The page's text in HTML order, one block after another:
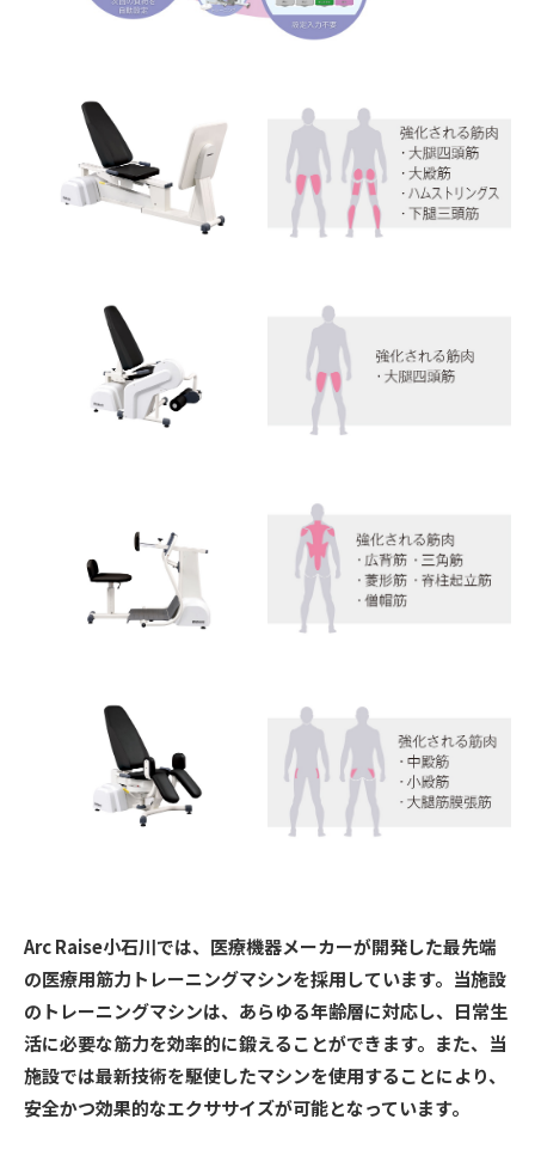
Arc Raise小石川では、医療機器メーカーが開発した最先端
の医療用筋力トレーニングマシンを採用しています。当施設
のトレーニングマシンは、あらゆる年齢層に対応し、日常生
活に必要な筋力を効率的に鍛えることができます。また、当
施設では最新技術を駆使したマシンを使用することにより、
安全かつ効果的なエクササイズが可能となっています。